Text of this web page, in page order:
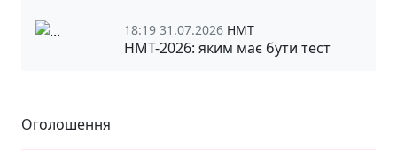
18:19 31.07.2026 НМТ
НМТ-2026: яким має бути тест
Оголошення